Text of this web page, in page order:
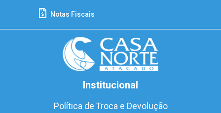
Notas Fiscais
Institucional
Política de Troca e Devolução